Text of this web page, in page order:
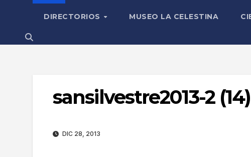
DIRECTORIOS MUSEO LA CELESTINA
sansilvestre2013-2 (14)
DIC 28, 2013